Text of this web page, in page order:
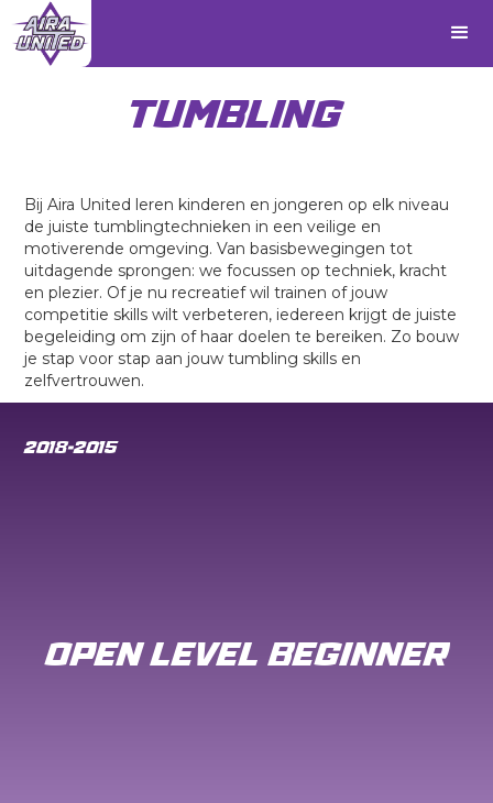
TUMBLING
Bij Aira United leren kinderen en jongeren op elk niveau
de juiste tumblingtechnieken in een veilige en
motiverende omgeving. Van basisbewegingen tot
uitdagende sprongen: we focussen op techniek, kracht
en plezier. Of je nu recreatief wil trainen of jouw
competitie skills wilt verbeteren, iedereen krijgt de juiste
begeleiding om zijn of haar doelen te bereiken. Zo bouw
je stap voor stap aan jouw tumbling skills en
zelfvertrouwen.
2018-2015
OPEN LEVEL BEGINNER